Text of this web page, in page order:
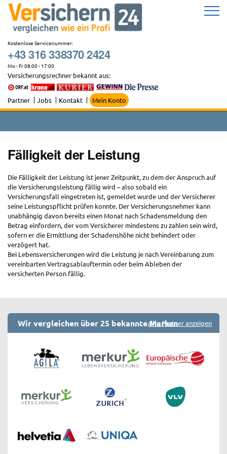
Zum
Inhalt
springen
Kostenlose Servicenummer:
+43 316 338370 2424
Mo - Fr 08:00 - 17:00
Versicherungsrechner bekannt aus:
Partner Jobs Kontakt Mein Konto
Fälligkeit der Leistung
Die Fälligkeit der Leistung ist jener Zeitpunkt, zu dem der Anspruch auf
die Versicherungsleistung fällig wird – also sobald ein
Versicherungsfall eingetreten ist, gemeldet wurde und der Versicherer
seine Leistungspflicht prüfen konnte. Der Versicherungsnehmer kann
unabhängig davon bereits einen Monat nach Schadensmeldung den
Betrag einfordern, der vom Versicherer mindestens zu zahlen sein wird,
sofern er die Ermittlung der Schadenshöhe nicht behindert oder
verzögert hat.
Bei Lebensversicherungen wird die Leistung je nach Vereinbarung zum
vereinbarten Vertragsablauftermin oder beim Ableben der
versicherten Person fällig.
Wir vergleichen über 25 bekannte MarkenAlle Partner anzeigen